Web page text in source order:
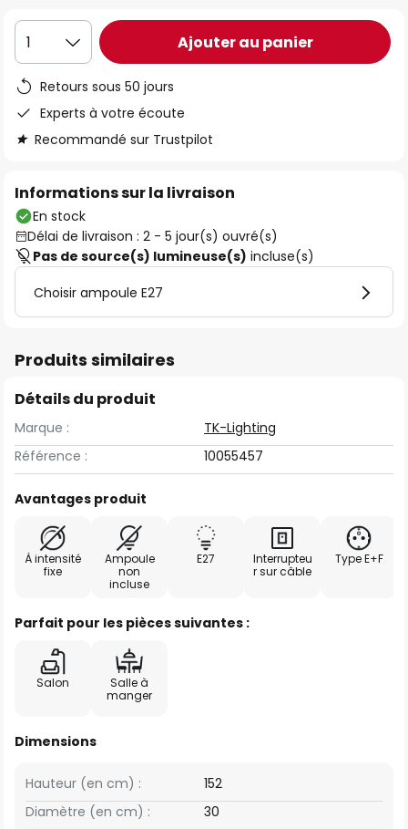
1 Ajouter au panier
Retours sous 50 jours
Experts à votre écoute
Recommandé sur Trustpilot
Informations sur la livraison
En stock
Délai de livraison : 2 - 5 jour(s) ouvré(s)
Pas de source(s) lumineuse(s) incluse(s)
Choisir ampoule E27
Produits similaires
Détails du produit
Marque :
TK-Lighting
Référence :
10055457
Avantages produit
À intensité
fixe
Ampoule
non
incluse
E27
Interrupteu
r sur câble
Type E+F
Parfait pour les pièces suivantes :
Salon
Salle à
manger
Dimensions
Hauteur (en cm) :
152
Diamètre (en cm) :
30